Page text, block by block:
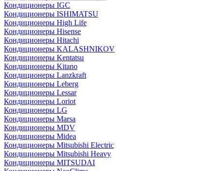
Кондиционеры IGC
Кондиционеры ISHIMATSU
Кондиционеры High Life
Кондиционеры Hisense
Кондиционеры Hitachi
Кондиционеры KALASHNIKOV
Кондиционеры Kentatsu
Кондиционеры Kitano
Кондиционеры Lanzkraft
Кондиционеры Leberg
Кондиционеры Lessar
Кондиционеры Loriot
Кондиционеры LG
Кондиционеры Marsa
Кондиционеры MDV
Кондиционеры Midea
Кондиционеры Mitsubishi Electric
Кондиционеры Mitsubishi Heavy
Кондиционеры MITSUDAI